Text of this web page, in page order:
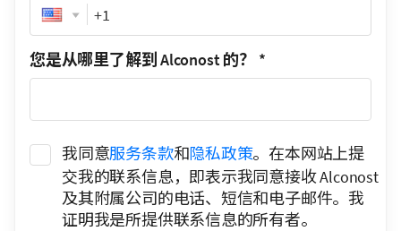
Phone
您是从哪里了解到 Alconost 的？ *
我同意服务条款和隐私政策。在本网站上提
交我的联系信息，即表示我同意接收 Alconost
及其附属公司的电话、短信和电子邮件。我
证明我是所提供联系信息的所有者。